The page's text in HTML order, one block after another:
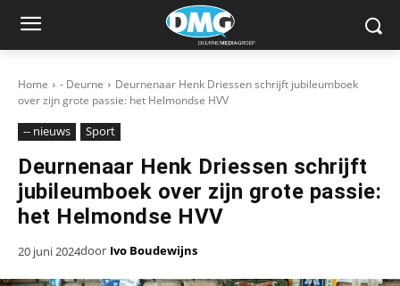
Home - Deurne
Deurnenaar Henk Driessen schrijft jubileumboek
over zijn grote passie: het Helmondse HVV
-- nieuws Sport
Deurnenaar Henk Driessen schrijft
jubileumboek over zijn grote passie:
het Helmondse HVV
20 juni 2024door Ivo Boudewijns